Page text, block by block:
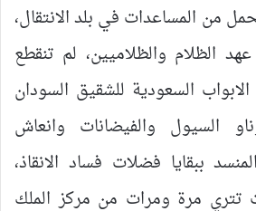
من المساعدات في بلد الانتقال،
الظلام والظلاميين، لم تنقطع
السعودية للشقيق السودان
السيول والفيضانات وانعاش
ببقايا فضلات فساد الانقاذ،
تتري مرة ومرات من مركز الملك